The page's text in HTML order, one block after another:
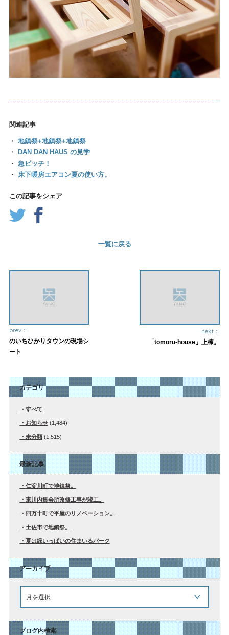
関連記事
・ 地鎮祭+地鎮祭+地鎮祭
・
DAN DAN HAUS の見学
・ 急ピッチ！
・
床下暖房エアコン夏の使い方。
この記事をシェア
一覧に戻る
prev：
のいちひかりタウンの現場シ
ート
next：
「tomoru-house」上棟。
カテゴリ
すべて
お知らせ(1,484)
未分類(1,515)
最新記事
仁淀川町で地鎮祭。
東川内集会所改修工事が竣工。
四万十町で平屋のリノベーション。
土佐市で地鎮祭。
夏は緑いっぱいの住まいるパーク
アーカイブ
ブログ内検索